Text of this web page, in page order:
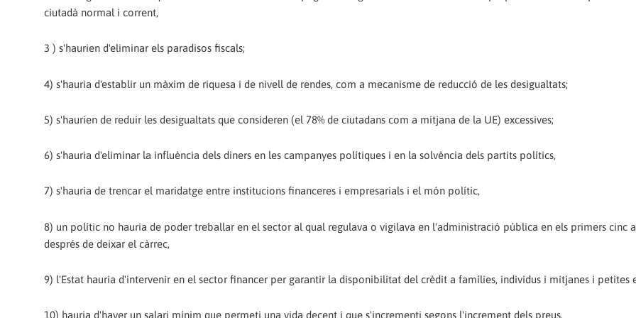
ciutadà normal i corrent,
3 ) s'haurien d'eliminar els paradisos fiscals;
4) s'hauria d'establir un màxim de riquesa i de nivell de rendes, com a mecanisme de reducció de les desigualtats;
5) s'haurien de reduir les desigualtats que consideren (el 78% de ciutadans com a mitjana de la UE) excessives;
6) s'hauria d'eliminar la influència dels diners en les campanyes polítiques i en la solvència dels partits polítics,
7) s'hauria de trencar el maridatge entre institucions financeres i empresarials i el món polític,
8) un polític no hauria de poder treballar en el sector al qual regulava o vigilava en l'administració pública en els primers cinc
després de deixar el càrrec,
9) l'Estat hauria d'intervenir en el sector financer per garantir la disponibilitat del crèdit a famílies, individus i mitjanes i petites
10) hauria d'haver un salari mínim que permeti una vida decent i que s'incrementi segons l'increment dels preus,